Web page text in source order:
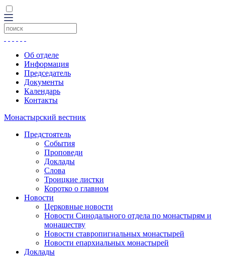
Об отделе
Информация
Председатель
Документы
Календарь
Контакты
Монастырский вестник
Предстоятель
События
Проповеди
Доклады
Слова
Троицкие листки
Коротко о главном
Новости
Церковные новости
Новости Синодального отдела по монастырям и
монашеству
Новости ставропигиальных монастырей
Новости епархиальных монастырей
Доклады